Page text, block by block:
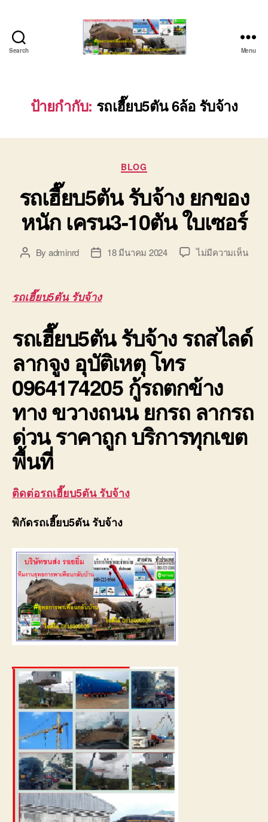
Search
ยก
ของ
ติดต่อ
0640711613,
Menu
ป้ายกำกับ: รถเฮี๊ยบ5ตัน 6ล้อ รับจ้าง
Categories
BLOG
รถเฮี๊ยบ5ตัน รับจ้าง ยกของ
หนัก เครน3-10ตัน ใบเซอร์
PostBy adminrd
Post18 มีนาคม 2024 ไม่มีความเห็นบน
หนัก
เคร
รถเฮี๊ยบ5ตัน รับจ้าง
รถเฮี๊ยบ5ตัน รับจ้างรถสไลด์
ลากจูง อุบัติเหตุ โทร
0964174205 กู้รถตกข้าง
ทาง ขวางถนน ยกรถ ลากรถ
ด่วน ราคาถูก บริการทุกเขต
พื้นที่
ติดต่อรถเฮี๊ยบ5ตัน รับจ้าง
พิกัดรถเฮี๊ยบ5ตัน รับจ้าง